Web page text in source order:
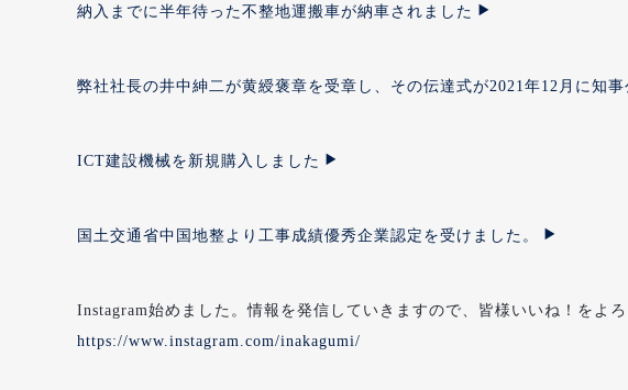
納入までに半年待った不整地運搬車が納車されました
弊社社長の井中紳二が黄綬褒章を受章し、その伝達式が2021年12月に知事
ICT建設機械を新規購入しました
国土交通省中国地整より工事成績優秀企業認定を受けました。
Instagram始めました。情報を発信していきますので、皆様いいね！をよろ
https://www.instagram.com/inakagumi/